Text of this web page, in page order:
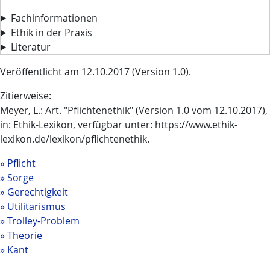
Fachinformationen
Ethik in der Praxis
Literatur
Veröffentlicht am 12.10.2017 (Version 1.0).
Zitierweise:
Meyer, L.: Art. "Pflichtenethik" (Version 1.0 vom 12.10.2017),
in: Ethik-Lexikon, verfügbar unter: https://www.ethik-
lexikon.de/lexikon/pflichtenethik.
Pflicht
Sorge
Gerechtigkeit
Utilitarismus
Trolley-Problem
Theorie
Kant